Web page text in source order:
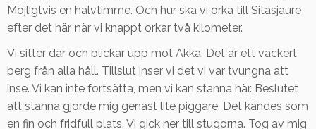
Möjligtvis en halvtimme. Och hur ska vi orka till Sitasjaure
efter det här, när vi knappt orkar två kilometer.
Vi sitter där och blickar upp mot Akka. Det är ett vackert
berg från alla håll. Tillslut inser vi det vi var tvungna att
inse. Vi kan inte fortsätta, men vi kan stanna här. Beslutet
att stanna gjorde mig genast lite piggare. Det kändes som
en fin och fridfull plats. Vi gick ner till stugorna. Tog av mig